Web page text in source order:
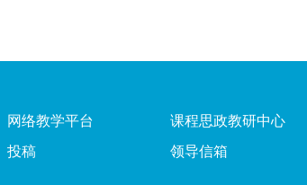
网络教学平台 课程思政教研中心
投稿
领导信箱